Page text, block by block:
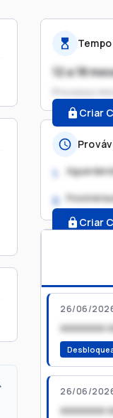
12 a 18
Processo
Criar
1.
2. Possível
Criar
26/06/
xxxxxxxx
26/06/
xxxxxxxx